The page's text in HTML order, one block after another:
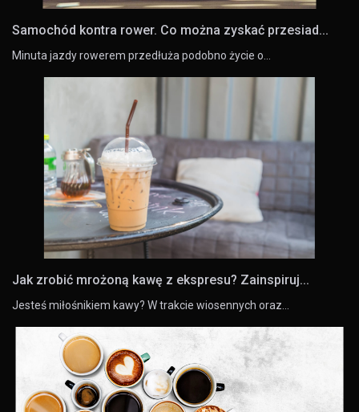
Samochód kontra rower. Co można zyskać przesiad...
Minuta jazdy rowerem przedłuża podobno życie o…
Jak zrobić mrożoną kawę z ekspresu? Zainspiruj...
Jesteś miłośnikiem kawy? W trakcie wiosennych oraz…